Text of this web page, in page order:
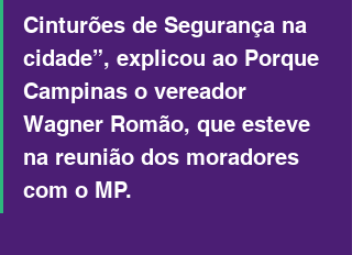
Cinturões de Segurança na
cidade”, explicou ao Porque
Campinas o vereador
Wagner Romão, que esteve
na reunião dos moradores
com o MP.